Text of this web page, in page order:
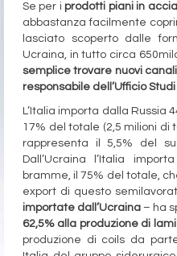
Se per i prodotti piani in
abbastanza facilmente
lasciato scoperto dalle
Ucraina, in tutto circa
semplice trovare nuovi
responsabile dell’Ufficio
L’Italia importa dalla Russia
17% del totale (2,5 milioni di
rappresenta il 5,5% del
Dall’Ucraina l’Italia
bramme, il 75% del totale,
export di questo
importate dall’Ucraina – ha
62,5% alla produzione di
produzione di coils da